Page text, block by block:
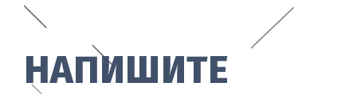
НАПИШИТЕ